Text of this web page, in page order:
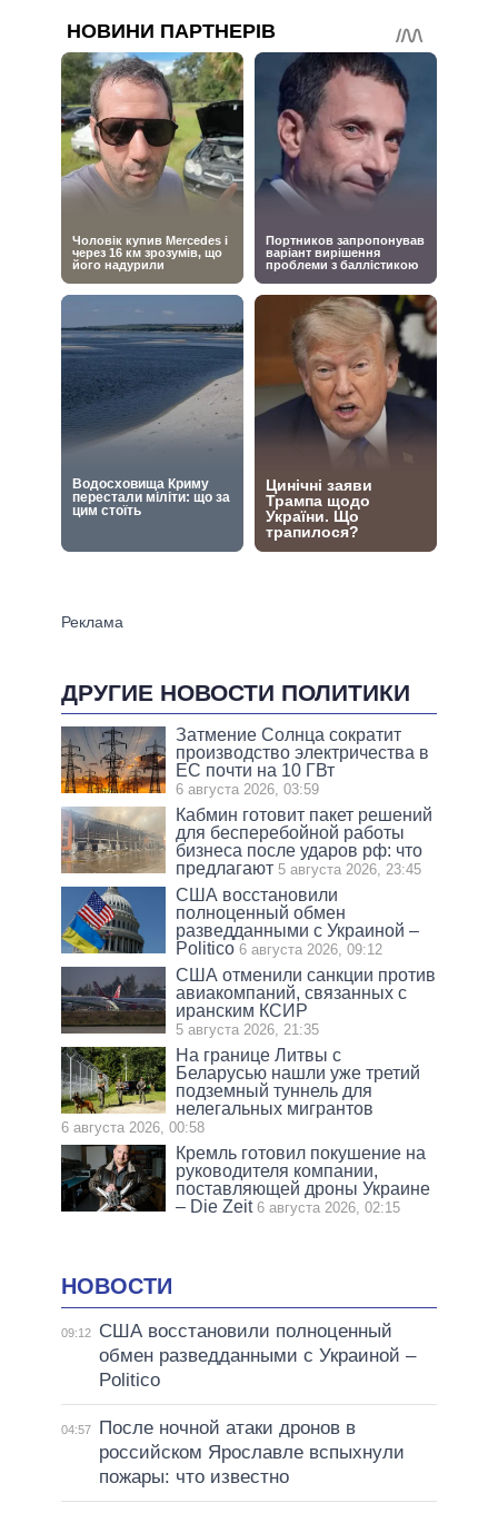
ДРУГИЕ НОВОСТИ ПОЛИТИКИ
Затмение Солнца сократит
производство электричества в
ЕС почти на 10 ГВт
6 августа 2026, 03:59
Кабмин готовит пакет решений
для бесперебойной работы
бизнеса после ударов рф: что
предлагают 5 августа 2026, 23:45
США восстановили
полноценный обмен
разведданными с Украиной –
Politico 6 августа 2026, 09:12
США отменили санкции против
авиакомпаний, связанных с
иранским КСИР
5 августа 2026, 21:35
На границе Литвы с
Беларусью нашли уже третий
подземный туннель для
нелегальных мигрантов
6 августа 2026, 00:58
Кремль готовил покушение на
руководителя компании,
поставляющей дроны Украине
– Die Zeit 6 августа 2026, 02:15
НОВОСТИ
09:12
США восстановили полноценный
обмен разведданными с Украиной –
Politico
04:57
После ночной атаки дронов в
российском Ярославле вспыхнули
пожары: что известно